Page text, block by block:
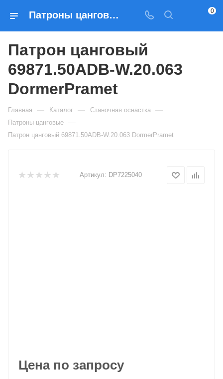
Патроны цанговые Патрон цанговый 69871.50ADB-W.20.063 DormerPramet — купить по выгодным ценам в Москве 0
Патрон цанговый
69871.50ADB-W.20.063
DormerPramet
Главная — Каталог — Станочная оснастка —
Патроны цанговые —
Патрон цанговый 69871.50ADB-W.20.063 DormerPramet
Артикул: DP7225040
Цена по запросу